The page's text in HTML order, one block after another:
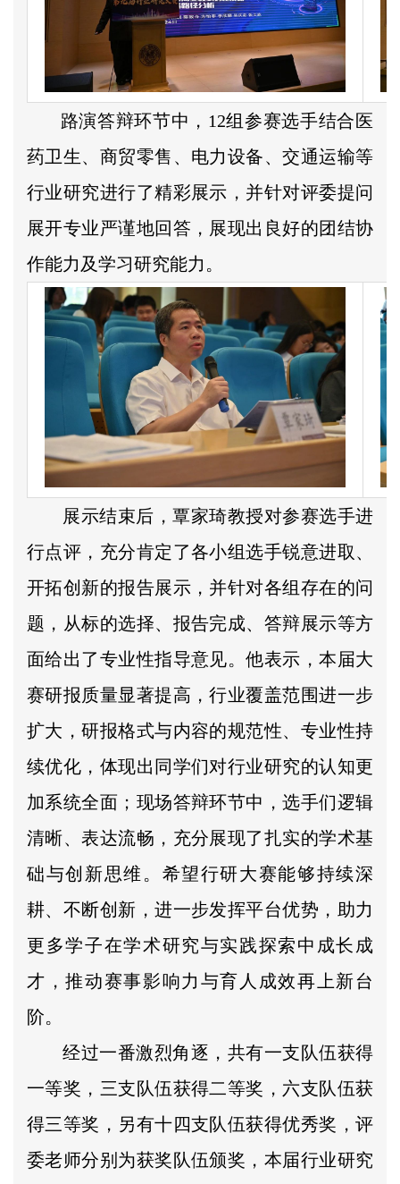
路演答辩环节中，12组参赛选手结合医
药卫生、商贸零售、电力设备、交通运输等
行业研究进行了精彩展示，并针对评委提问
展开专业严谨地回答，展现出良好的团结协
作能力及学习研究能力。
展示结束后，覃家琦教授对参赛选手进
行点评，充分肯定了各小组选手锐意进取、
开拓创新的报告展示，并针对各组存在的问
题，从标的选择、报告完成、答辩展示等方
面给出了专业性指导意见。他表示，本届大
赛研报质量显著提高，行业覆盖范围进一步
扩大，研报格式与内容的规范性、专业性持
续优化，体现出同学们对行业研究的认知更
加系统全面；现场答辩环节中，选手们逻辑
清晰、表达流畅，充分展现了扎实的学术基
础与创新思维。希望行研大赛能够持续深
耕、不断创新，进一步发挥平台优势，助力
更多学子在学术研究与实践探索中成长成
才，推动赛事影响力与育人成效再上新台
阶。
经过一番激烈角逐，共有一支队伍获得
一等奖，三支队伍获得二等奖，六支队伍获
得三等奖，另有十四支队伍获得优秀奖，评
委老师分别为获奖队伍颁奖，本届行业研究